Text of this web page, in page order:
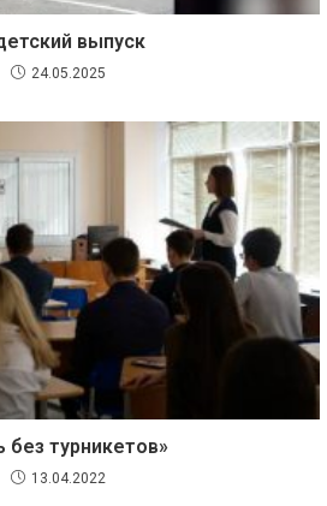
выпуск
24.05.2025
без турникетов»
13.04.2022